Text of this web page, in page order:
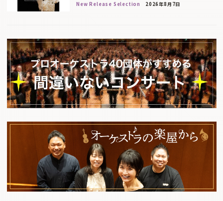
New Release Selection 2026年8月7日